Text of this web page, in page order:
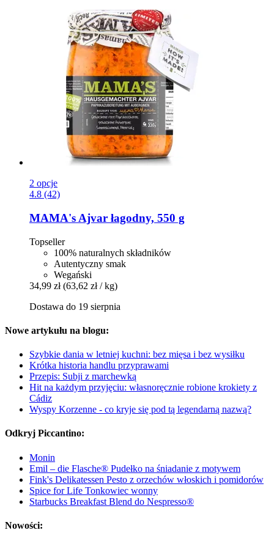
2 opcje
4.8 (42)
MAMA's Ajvar łagodny, 550 g
Topseller
100% naturalnych składników
Autentyczny smak
Wegański
34,99 zł (63,62 zł / kg)
Dostawa do 19 sierpnia
Nowe artykułu na blogu:
Szybkie dania w letniej kuchni: bez mięsa i bez wysiłku
Krótka historia handlu przyprawami
Przepis: Subji z marchewką
Hit na każdym przyjęciu: własnoręcznie robione krokiety z
Cádiz
Wyspy Korzenne - co kryje się pod tą legendarną nazwą?
Odkryj Piccantino:
Monin
Emil – die Flasche® Pudełko na śniadanie z motywem
Fink's Delikatessen Pesto z orzechów włoskich i pomidorów
Spice for Life Tonkowiec wonny
Starbucks Breakfast Blend do Nespresso®
Nowości: